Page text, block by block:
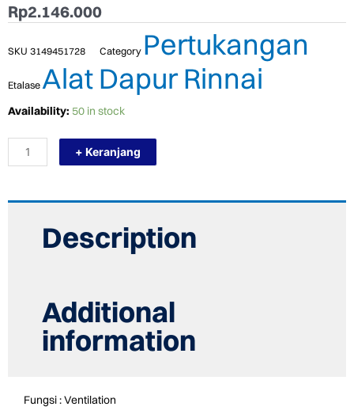
Rp2.146.000
SKU 3149451728 Category Pertukangan
EtalaseAlat Dapur Rinnai
Availability: 50 in stock
TERMURAH
PENGHISAP
ASAP
DAPUR
+ Keranjang
Description
Additional
information
Fungsi : Ventilation